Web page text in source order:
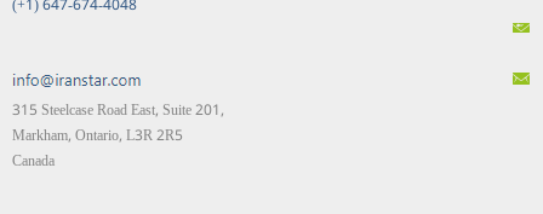
(+1) 647-674-4048
315 Steelcase Road East, Suite 201,
Markham, Ontario, L3R 2R5
Canada